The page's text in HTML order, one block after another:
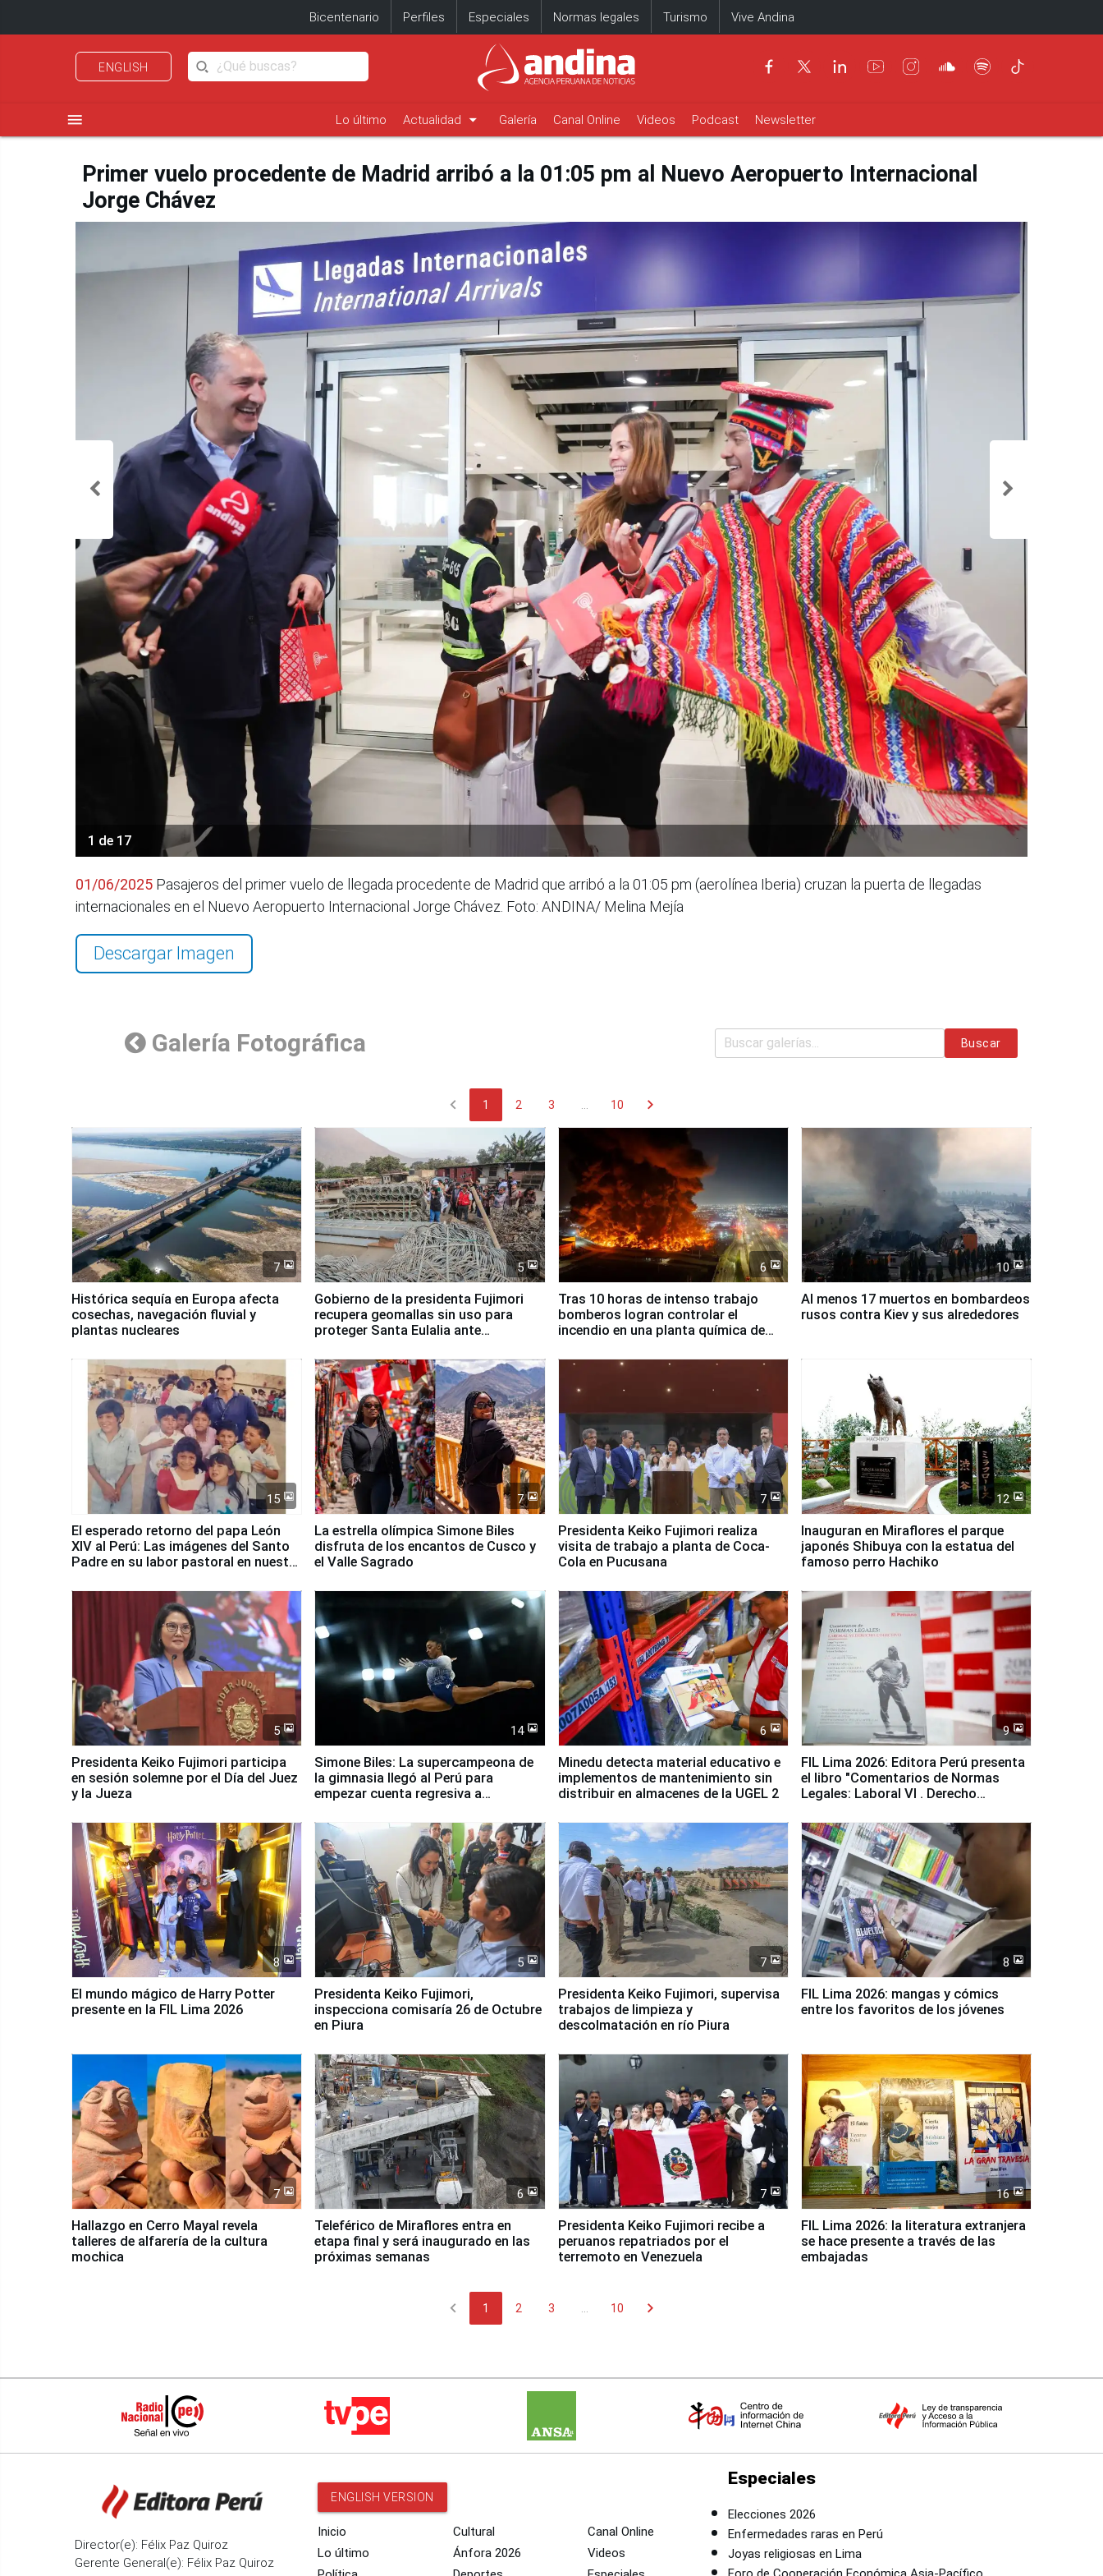
Bicentenario Perfiles Especiales Normas legales Turismo Vive Andina
ENGLISH
menu Lo último Actualidad arrow_drop_down Galería Canal Online Videos Podcast Newsletter
Primer vuelo procedente de Madrid arribó a la 01:05 pm al Nuevo Aeropuerto Internacional
Jorge Chávez
1 de 17
01/06/2025 Pasajeros del primer vuelo de llegada procedente de Madrid que arribó a la 01:05 pm (aerolínea Iberia) cruzan la puerta de llegadas
internacionales en el Nuevo Aeropuerto Internacional Jorge Chávez. Foto: ANDINA/ Melina Mejía
Descargar Imagen
Galería Fotográfica Buscar
chevron_left 1 2 3 10 chevron_right
7
Histórica sequía en Europa afecta
cosechas, navegación fluvial y
plantas nucleares
5
Gobierno de la presidenta Fujimori
recupera geomallas sin uso para
proteger Santa Eulalia ante
6
Tras 10 horas de intenso trabajo
bomberos logran controlar el
incendio en una planta química de
10
Al menos 17 muertos en bombardeos
rusos contra Kiev y sus alrededores
15
El esperado retorno del papa León
XIV al Perú: Las imágenes del Santo
Padre en su labor pastoral en nuestro
7
La estrella olímpica Simone Biles
disfruta de los encantos de Cusco y
el Valle Sagrado
7
Presidenta Keiko Fujimori realiza
visita de trabajo a planta de Coca-
Cola en Pucusana
12
Inauguran en Miraflores el parque
japonés Shibuya con la estatua del
famoso perro Hachiko
5
Presidenta Keiko Fujimori participa
en sesión solemne por el Día del Juez
y la Jueza
14
Simone Biles: La supercampeona de
la gimnasia llegó al Perú para
empezar cuenta regresiva a
6
Minedu detecta material educativo e
implementos de mantenimiento sin
distribuir en almacenes de la UGEL 2
9
FIL Lima 2026: Editora Perú presenta
el libro "Comentarios de Normas
Legales: Laboral Vl . Derecho
8
El mundo mágico de Harry Potter
presente en la FIL Lima 2026
5
Presidenta Keiko Fujimori,
inspecciona comisaría 26 de Octubre
en Piura
7
Presidenta Keiko Fujimori, supervisa
trabajos de limpieza y
descolmatación en río Piura
8
FIL Lima 2026: mangas y cómics
entre los favoritos de los jóvenes
7
Hallazgo en Cerro Mayal revela
talleres de alfarería de la cultura
mochica
6
Teleférico de Miraflores entra en
etapa final y será inaugurado en las
próximas semanas
7
Presidenta Keiko Fujimori recibe a
peruanos repatriados por el
terremoto en Venezuela
16
FIL Lima 2026: la literatura extranjera
se hace presente a través de las
embajadas
chevron_left 1 2 3 10 chevron_right
Director(e): Félix Paz Quiroz
Gerente General(e): Félix Paz Quiroz
ENGLISH VERSION
Inicio
Lo último
Cultural
Ánfora 2026
Canal Online
Videos
Especiales
Elecciones 2026
Enfermedades raras en Perú
Joyas religiosas en Lima